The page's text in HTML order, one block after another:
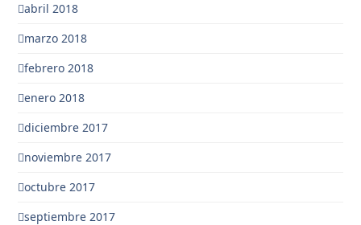
abril 2018
marzo 2018
febrero 2018
enero 2018
diciembre 2017
noviembre 2017
octubre 2017
septiembre 2017